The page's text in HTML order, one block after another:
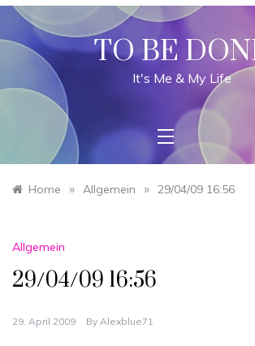
Skip
content
TO BE
It's Me & My Life
Home » Allgemein » 29/04/09 16:56
Allgemein
29/04/09 16:56
29. April 2009 By Alexblue71